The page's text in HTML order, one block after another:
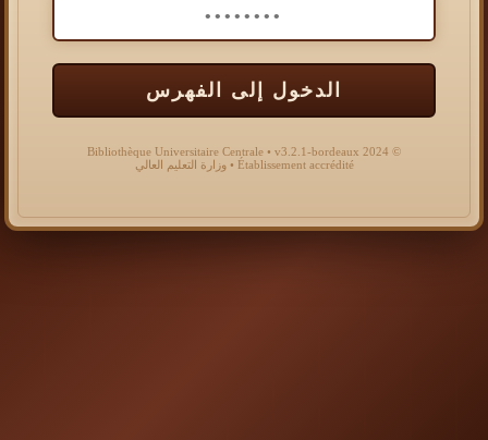
الدخول إلى الفهرس
© 2024 Bibliothèque Universitaire Centrale • v3.2.1-bordeaux
Établissement accrédité • وزارة التعليم العالي